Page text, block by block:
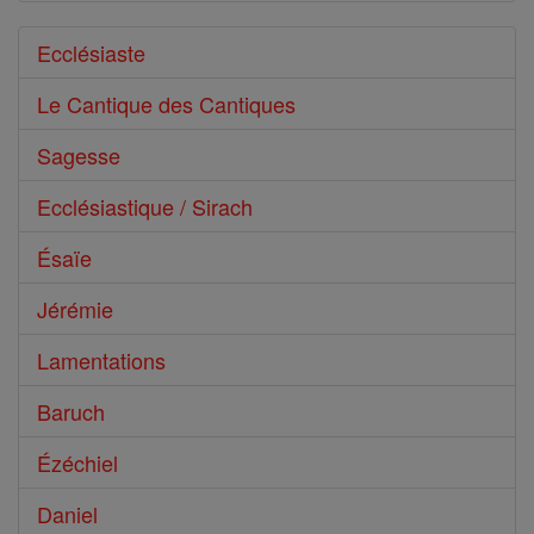
Ecclésiaste
Le Cantique des Cantiques
Sagesse
Ecclésiastique / Sirach
Ésaïe
Jérémie
Lamentations
Baruch
Ézéchiel
Daniel